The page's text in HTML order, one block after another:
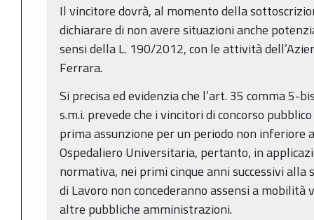
Il vincitore dovrà, al momento della
dichiarare di non avere situazioni anche
sensi della L. 190/2012, con le attività
Ferrara.
Si precisa ed evidenzia che l’art. 35 comma 5-
s.m.i. prevede che i vincitori di concorso
prima assunzione per un periodo non inferiore a
Ospedaliero Universitaria, pertanto, in
normativa, nei primi cinque anni successivi
di Lavoro non concederanno assensi a mobilità
altre pubbliche amministrazioni.